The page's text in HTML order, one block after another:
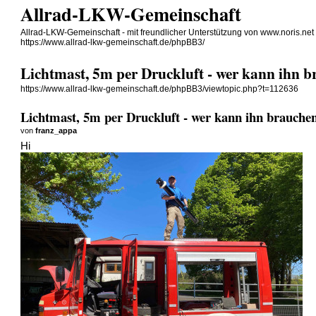
Allrad-LKW-Gemeinschaft
Allrad-LKW-Gemeinschaft - mit freundlicher Unterstützung von www.noris.net
https://www.allrad-lkw-gemeinschaft.de/phpBB3/
Lichtmast, 5m per Druckluft - wer kann ihn
https://www.allrad-lkw-gemeinschaft.de/phpBB3/viewtopic.php?t=112636
Lichtmast, 5m per Druckluft - wer kann ihn
vonfranz_appa
Hi